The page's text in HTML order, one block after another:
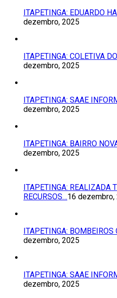
ITAPETINGA: EDUARDO
dezembro, 2025
ITAPETINGA: COLETIVA
dezembro, 2025
ITAPETINGA: SAAE
dezembro, 2025
ITAPETINGA: BAIRRO
dezembro, 2025
ITAPETINGA: REALIZADA
RECURSOS…16 dezembro,
ITAPETINGA:
dezembro, 2025
ITAPETINGA: SAAE
dezembro, 2025